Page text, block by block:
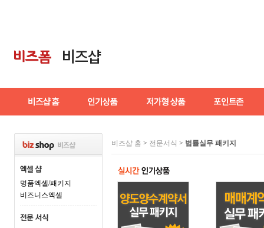
명품엑셀/패키지
비즈니스엑셀
비즈샵 홈 > 전문서식 > 법률실무 패키지